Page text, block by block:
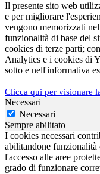
Il presente sito web
e per migliorare
vengono memorizzati
funzionalità di base del
cookies di terze parti;
Analytics e i cookies di
sotto e nell'informativa
Clicca qui per visionare
Necessari
Necessari
Sempre abilitato
I cookies necessari
abilitandone funzionalità
l'accesso alle aree
grado di funzionare